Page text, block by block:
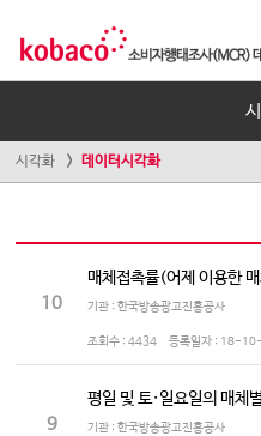
시각화 데이터시각화
10 기관 : 한국방송광고진흥공사
조회수 : 4434 등록일자 : 18-
9
평일 및 토·일요일의 매체
기관 : 한국방송광고진흥공사